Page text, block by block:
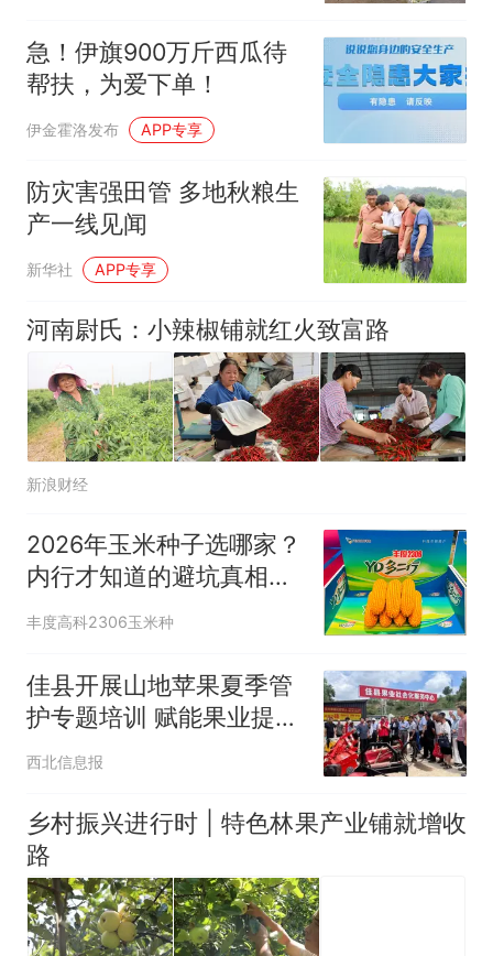
急！伊旗900万斤西瓜待
帮扶，为爱下单！
伊金霍洛发布 APP专享
防灾害强田管 多地秋粮生
产一线见闻
新华社 APP专享
河南尉氏：小辣椒铺就红火致富路
新浪财经
2026年玉米种子选哪家？
内行才知道的避坑真相，
种错一年白
丰度高科2306玉米种
佳县开展山地苹果夏季管
护专题培训 赋能果业提质
增效
西北信息报
乡村振兴进行时 | 特色林果产业铺就增收
路